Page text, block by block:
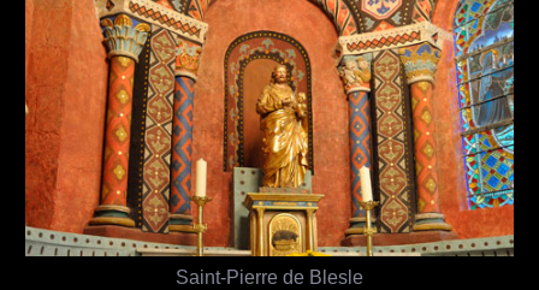
Saint-Pierre de Blesle